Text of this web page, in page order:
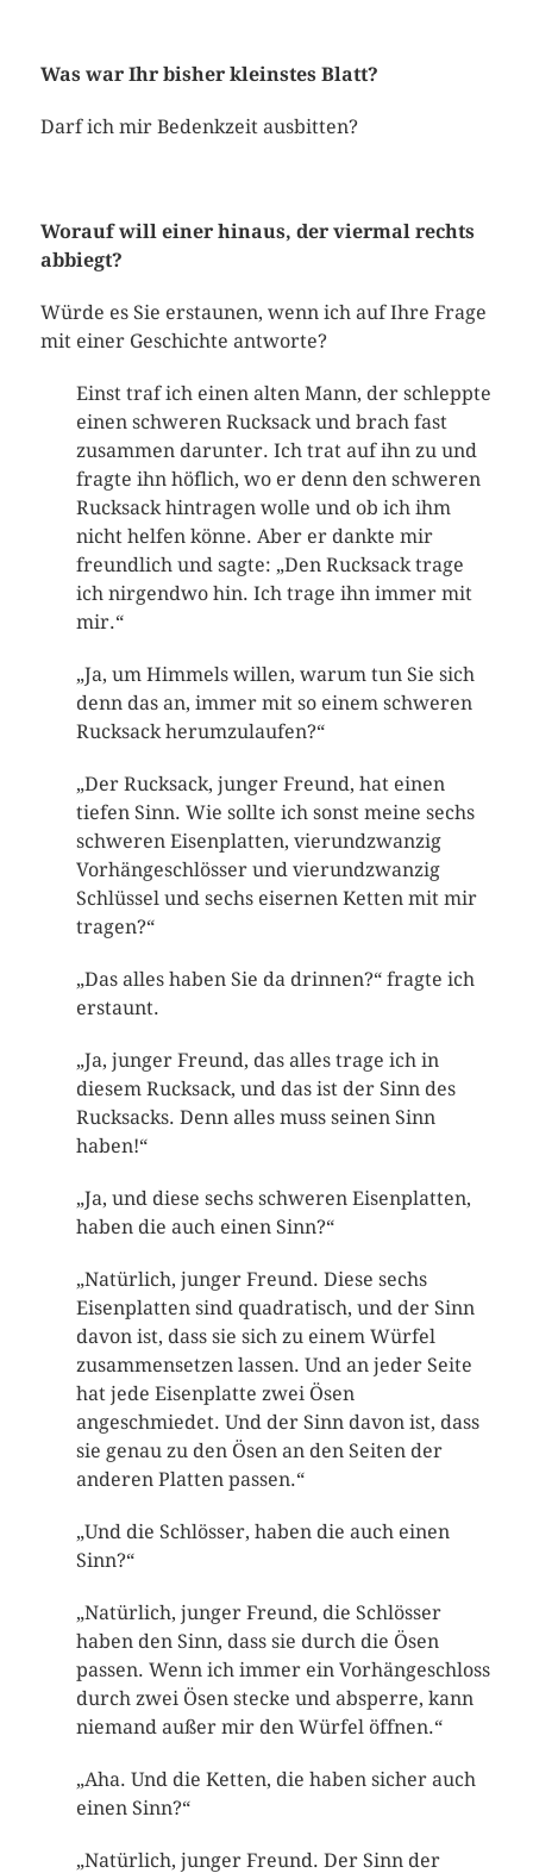
Was war Ihr bisher kleinstes Blatt?
Darf ich mir Bedenkzeit ausbitten?
Worauf will einer hinaus, der viermal rechts
abbiegt?
Würde es Sie erstaunen, wenn ich auf Ihre Frage
mit einer Geschichte antworte?
Einst traf ich einen alten Mann, der schleppte
einen schweren Rucksack und brach fast
zusammen darunter. Ich trat auf ihn zu und
fragte ihn höflich, wo er denn den schweren
Rucksack hintragen wolle und ob ich ihm
nicht helfen könne. Aber er dankte mir
freundlich und sagte: „Den Rucksack trage
ich nirgendwo hin. Ich trage ihn immer mit
mir.“
„Ja, um Himmels willen, warum tun Sie sich
denn das an, immer mit so einem schweren
Rucksack herumzulaufen?“
„Der Rucksack, junger Freund, hat einen
tiefen Sinn. Wie sollte ich sonst meine sechs
schweren Eisenplatten, vierundzwanzig
Vorhängeschlösser und vierundzwanzig
Schlüssel und sechs eisernen Ketten mit mir
tragen?“
„Das alles haben Sie da drinnen?“ fragte ich
erstaunt.
„Ja, junger Freund, das alles trage ich in
diesem Rucksack, und das ist der Sinn des
Rucksacks. Denn alles muss seinen Sinn
haben!“
„Ja, und diese sechs schweren Eisenplatten,
haben die auch einen Sinn?“
„Natürlich, junger Freund. Diese sechs
Eisenplatten sind quadratisch, und der Sinn
davon ist, dass sie sich zu einem Würfel
zusammensetzen lassen. Und an jeder Seite
hat jede Eisenplatte zwei Ösen
angeschmiedet. Und der Sinn davon ist, dass
sie genau zu den Ösen an den Seiten der
anderen Platten passen.“
„Und die Schlösser, haben die auch einen
Sinn?“
„Natürlich, junger Freund, die Schlösser
haben den Sinn, dass sie durch die Ösen
passen. Wenn ich immer ein Vorhängeschloss
durch zwei Ösen stecke und absperre, kann
niemand außer mir den Würfel öffnen.“
„Aha. Und die Ketten, die haben sicher auch
einen Sinn?“
„Natürlich, junger Freund. Der Sinn der